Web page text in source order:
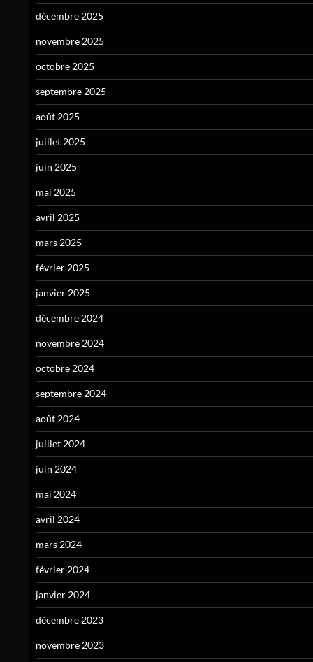
décembre 2025
novembre 2025
octobre 2025
septembre 2025
août 2025
juillet 2025
juin 2025
mai 2025
avril 2025
mars 2025
février 2025
janvier 2025
décembre 2024
novembre 2024
octobre 2024
septembre 2024
août 2024
juillet 2024
juin 2024
mai 2024
avril 2024
mars 2024
février 2024
janvier 2024
décembre 2023
novembre 2023